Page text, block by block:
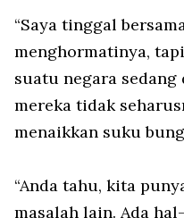
“Saya tinggal
menghormatinya,
suatu negara
mereka tidak
menaikkan suku
“Anda tahu, kita
masalah lain. Ada